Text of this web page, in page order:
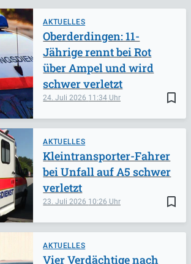
AKTUELLES
bookmark_border
24. Juli 2026 11:34
Oberderdingen: 11-
Jährige rennt bei Rot
über Ampel und wird
schwer verletzt
AKTUELLES
bookmark_border
23. Juli 2026 10:26
Kleintransporter-Fahrer
bei Unfall auf A5 schwer
verletzt
AKTUELLES
Vier Verdächtige nach